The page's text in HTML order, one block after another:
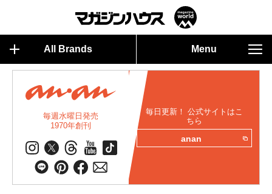
All Brands Menu
毎週水曜日発売
1970年創刊
毎日更新！ 公式サイトはこ
ちら
anan